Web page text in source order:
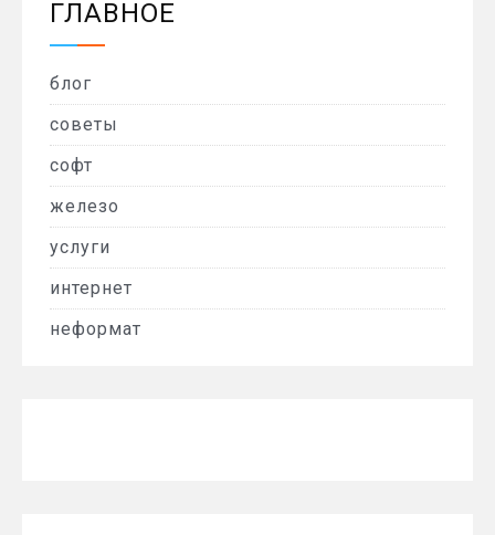
ГЛАВНОЕ
блог
советы
софт
железо
услуги
интернет
неформат